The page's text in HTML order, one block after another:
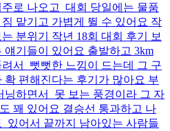
로 나오고 대회 당일에는 물품
맡기고 가볍게 뛸 수 있어요 작
분위기 작년 18회 대회 후기 보
기들이 있어요 출발하고 3km
서 뻣뻣한 느낌이 드는데 그 구
편해진다는 후기가 많아요 부
닝하면서 못 보는 풍경이라 그 자
꽤 있어요 결승선 통과하고 나
있어서 끝까지 남아있는 사람들